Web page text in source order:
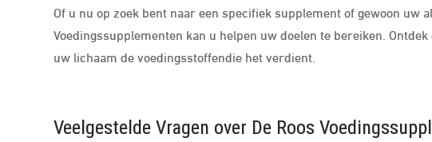
Of u nu op zoek bent naar een specifiek supplement of gewoon uw
Voedingssupplementen kan u helpen uw doelen te bereiken.
uw lichaam de voedingsstoffendie het verdient.
Veelgestelde Vragen over De Roos